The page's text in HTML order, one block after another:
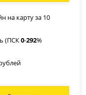
на карту за 10
(ПСК0-292%